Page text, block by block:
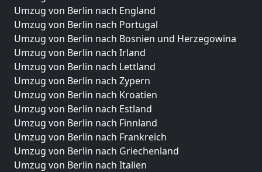
Umzug von Berlin nach England
Umzug von Berlin nach Portugal
Umzug von Berlin nach Bosnien und Herzegowina
Umzug von Berlin nach Irland
Umzug von Berlin nach Lettland
Umzug von Berlin nach Zypern
Umzug von Berlin nach Kroatien
Umzug von Berlin nach Estland
Umzug von Berlin nach Finnland
Umzug von Berlin nach Frankreich
Umzug von Berlin nach Griechenland
Umzug von Berlin nach Italien